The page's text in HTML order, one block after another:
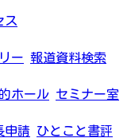
ス
ー 報道資料検索
ホール セミナー室
申請 ひとこと書評